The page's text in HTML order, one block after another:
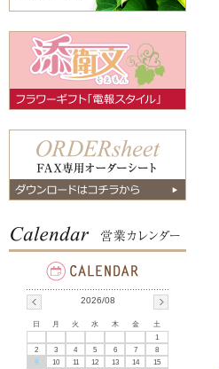
2026/08
日 月 火 水 木 金
土
1
2
3 4 5 6 7
8
9
10 11 12 13 14
15